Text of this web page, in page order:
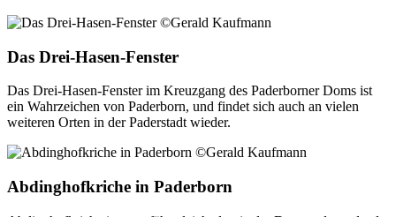
Das Drei-Hasen-Fenster
Das Drei-Hasen-Fenster im Kreuzgang des Paderborner Doms ist
ein Wahrzeichen von Paderborn, und findet sich auch an vielen
weiteren Orten in der Paderstadt wieder.
Abdinghofkriche in Paderborn